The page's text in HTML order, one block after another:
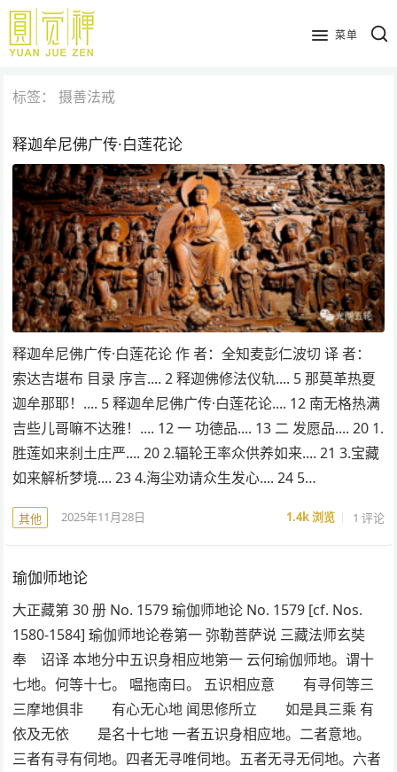
跳
主
内
菜单
标签：摄善法戒
释迦牟尼佛广传·白莲花论
释迦牟尼佛广传·白莲花论 作 者：全知麦彭仁波切 译 者：
索达吉堪布 目录 序言.... 2 释迦佛修法仪轨.... 5 那莫革热夏
迦牟那耶！.... 5 释迦牟尼佛广传·白莲花论.... 12 南无格热满
吉些儿哥嘛不达雅！.... 12 一 功德品.... 13 二 发愿品.... 20 1.
胜莲如来刹土庄严.... 20 2.辐轮王率众供养如来.... 21 3.宝藏
如来解析梦境.... 23 4.海尘劝请众生发心.... 24 5…
其他 2025年11月28日 1.4k浏览 1 评论
瑜伽师地论
大正藏第 30 册 No. 1579 瑜伽师地论 No. 1579 [cf. Nos.
1580-1584] 瑜伽师地论卷第一 弥勒菩萨说 三藏法师玄奘
奉 诏译 本地分中五识身相应地第一 云何瑜伽师地。谓十
七地。何等十七。 嗢拖南曰。 五识相应意 有寻伺等三
三摩地俱非 有心无心地 闻思修所立 如是具三乘 有
依及无依 是名十七地 一者五识身相应地。二者意地。
三者有寻有伺地。四者无寻唯伺地。五者无寻无伺地。六者